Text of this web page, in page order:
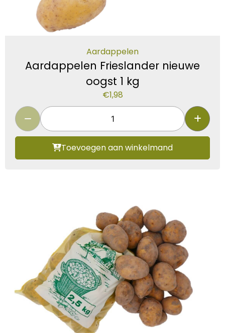
Aardappelen
Aardappelen Frieslander nieuwe
oogst 1 kg
€1,98
Toevoegen aan winkelmand